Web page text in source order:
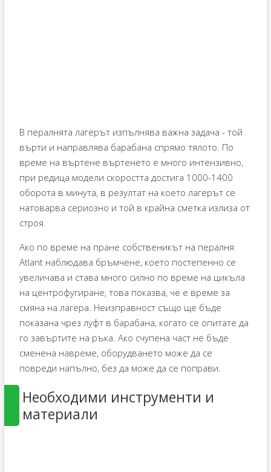
В пералнята лагерът изпълнява важна задача - той
върти и направлява барабана спрямо тялото. По
време на въртене въртенето е много интензивно,
при редица модели скоростта достига 1000-1400
оборота в минута, в резултат на което лагерът се
натоварва сериозно и той в крайна сметка излиза от
строя.
Ако по време на пране собственикът на пералня
Atlant наблюдава бръмчене, което постепенно се
увеличава и става много силно по време на цикъла
на центрофугиране, това показва, че е време за
смяна на лагера. Неизправност също ще бъде
показана чрез луфт в барабана, когато се опитате да
го завъртите на ръка. Ако счупена част не бъде
сменена навреме, оборудването може да се
повреди напълно, без да може да се поправи.
Необходими инструменти и
материали